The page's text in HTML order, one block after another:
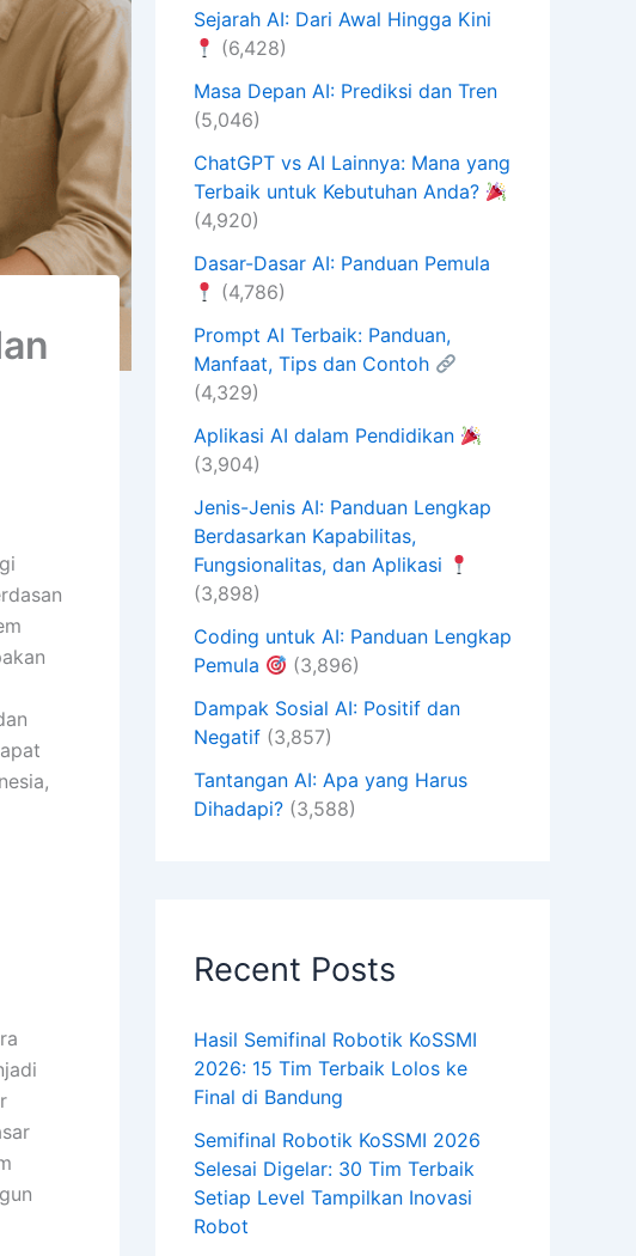
Sejarah AI: Dari Awal Hingga Kini
(6,428)
Masa Depan AI: Prediksi dan Tren
(5,046)
ChatGPT vs AI Lainnya: Mana yang
Terbaik untuk Kebutuhan Anda?
(4,920)
Dasar-Dasar AI: Panduan Pemula
(4,786)
Prompt AI Terbaik: Panduan,
Manfaat, Tips dan Contoh
(4,329)
Aplikasi AI dalam Pendidikan
(3,904)
Jenis-Jenis AI: Panduan Lengkap
Berdasarkan Kapabilitas,
Fungsionalitas, dan Aplikasi
(3,898)
Coding untuk AI: Panduan Lengkap
Pemula
(3,896)
Dampak Sosial AI: Positif dan
Negatif (3,857)
Tantangan AI: Apa yang Harus
Dihadapi? (3,588)
Recent Posts
Hasil Semifinal Robotik KoSSMI
2026: 15 Tim Terbaik Lolos ke
Final di Bandung
Semifinal Robotik KoSSMI 2026
Selesai Digelar: 30 Tim Terbaik
Setiap Level Tampilkan Inovasi
Robot